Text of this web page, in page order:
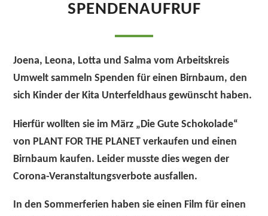
SPENDENAUFRUF
Joena, Leona, Lotta und Salma vom Arbeitskreis
Umwelt sammeln Spenden für einen Birnbaum, den
sich Kinder der Kita Unterfeldhaus gewünscht haben.
Hierfür wollten sie im März „Die Gute Schokolade“
von PLANT FOR THE PLANET verkaufen und einen
Birnbaum kaufen. Leider musste dies wegen der
Corona-Veranstaltungsverbote ausfallen.
In den Sommerferien haben sie einen Film für einen